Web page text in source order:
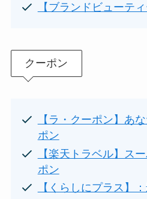
【ブランドビューテ
クーポン
【ラ・クーポン】あ
ポン
【楽天トラベル】ス
ポン
【くらしにプラス】